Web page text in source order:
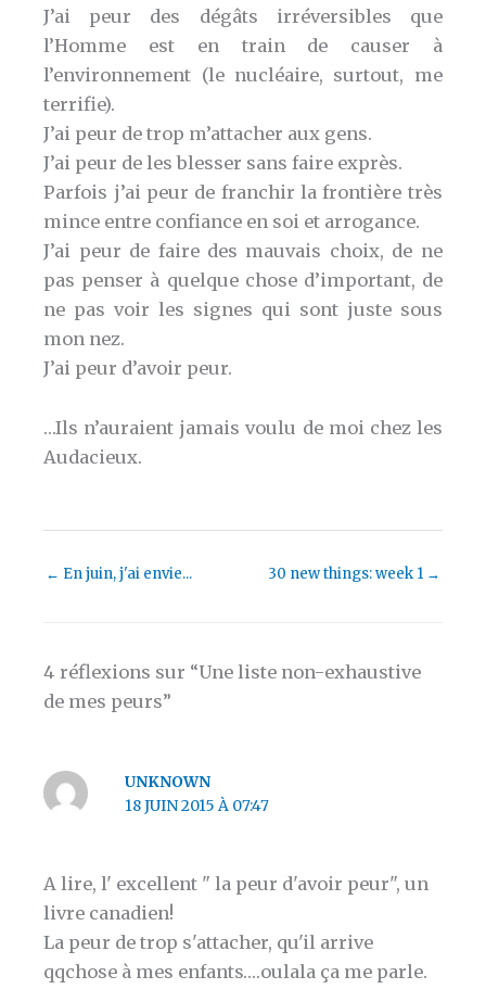
J’ai peur des dégâts irréversibles que
l’Homme est en train de causer à
l’environnement (le nucléaire, surtout, me
terrifie).
J’ai peur de trop m’attacher aux gens.
J’ai peur de les blesser sans faire exprès.
Parfois j’ai peur de franchir la frontière très
mince entre confiance en soi et arrogance.
J’ai peur de faire des mauvais choix, de ne
pas penser à quelque chose d’important, de
ne pas voir les signes qui sont juste sous
mon nez.
J’ai peur d’avoir peur.
…Ils n’auraient jamais voulu de moi chez les
Audacieux.
← En juin, j'ai envie... 30 new things: week 1 →
4 réflexions sur “Une liste non-exhaustive
de mes peurs”
UNKNOWN
18 JUIN 2015 À 07:47
A lire, l' excellent " la peur d'avoir peur", un
livre canadien!
La peur de trop s'attacher, qu'il arrive
qqchose à mes enfants….oulala ça me parle.